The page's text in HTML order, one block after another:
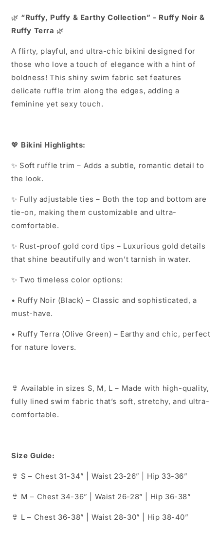
🌿 “Ruffy, Puffy & Earthy Collection” - Ruffy Noir &
Ruffy Terra 🌿
A flirty, playful, and ultra-chic bikini designed for
those who love a touch of elegance with a hint of
boldness! This shiny swim fabric set features
delicate ruffle trim along the edges, adding a
feminine yet sexy touch.
💖 Bikini Highlights:
✨ Soft ruffle trim – Adds a subtle, romantic detail to
the look.
✨ Fully adjustable ties – Both the top and bottom are
tie-on, making them customizable and ultra-
comfortable.
✨ Rust-proof gold cord tips – Luxurious gold details
that shine beautifully and won’t tarnish in water.
✨ Two timeless color options:
• Ruffy Noir (Black) – Classic and sophisticated, a
must-have.
• Ruffy Terra (Olive Green) – Earthy and chic, perfect
for nature lovers.
👙 Available in sizes S, M, L – Made with high-quality,
fully lined swim fabric that’s soft, stretchy, and ultra-
comfortable.
Size Guide:
👙 S – Chest 31-34” | Waist 23-26” | Hip 33-36”
👙 M – Chest 34-36” | Waist 26-28” | Hip 36-38”
👙 L – Chest 36-38” | Waist 28-30” | Hip 38-40”